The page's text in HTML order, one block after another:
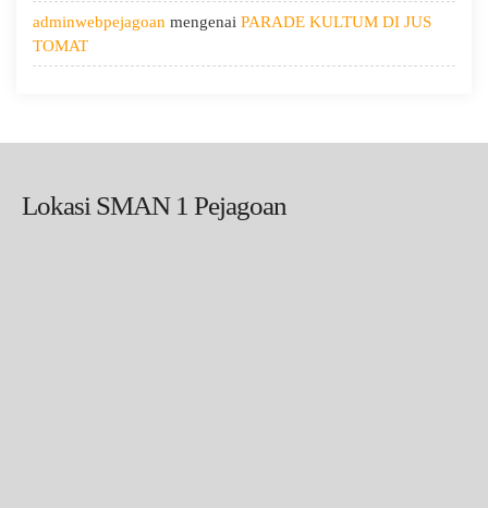
adminwebpejagoan mengenai PARADE KULTUM DI JUS
TOMAT
Lokasi SMAN 1 Pejagoan